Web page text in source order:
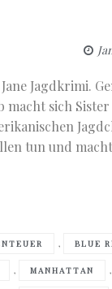
Jagdkrimi.
macht sich
tun und
, BLUE
, MANHATTAN ,